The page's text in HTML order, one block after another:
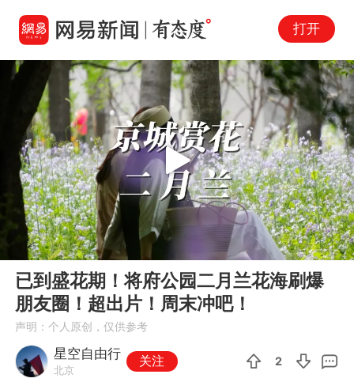
打开
00:00 01:48
Play
已到盛花期！将府公园二月兰花海刷爆
朋友圈！超出片！周末冲吧！
声明：个人原创，仅供参考
星空自由行
北京
关注 2